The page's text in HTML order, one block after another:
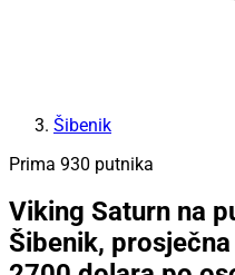
Šibenik
Prima 930 putnika
Viking Saturn na
Šibenik,